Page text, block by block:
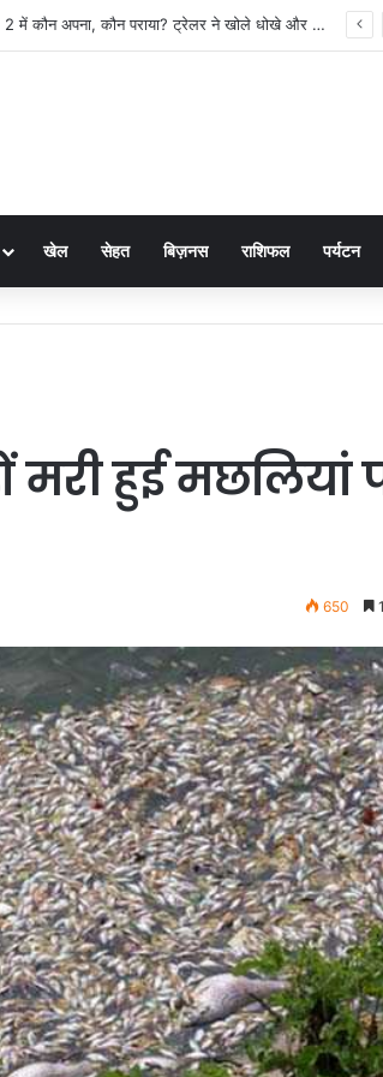
The Traitors 2 में कौन अपना, कौन पराया? ट्रेलर ने खोले धोखे और सस्पेंस के राज
खेल सेहत बिज़नस राशिफल पर्यटन
हुई मछलियां
650